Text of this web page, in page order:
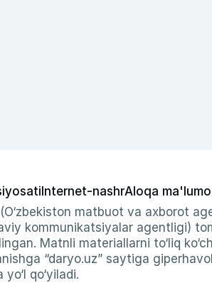
Internet-nashrAloqa
matbuot va axborot
kommunikatsiyalar agentligi)
Matnli materiallarni to‘liq
“daryo.uz” saytiga
qo‘yiladi.